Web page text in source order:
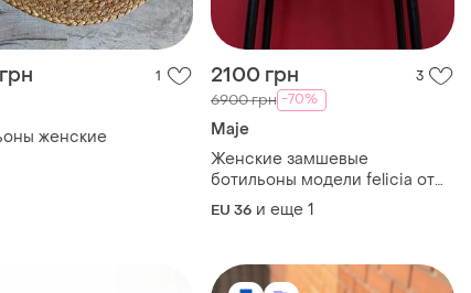
1
женские
2100 грн 3
6900 грн -70%
Maje
Женские замшевые
ботильоны модели felicia от
французского бренда maje
EU 36 и еще 1